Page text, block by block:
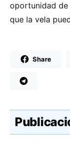
oportunidad
que la vela
Share